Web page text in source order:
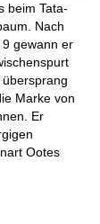
beim Tata-
Nach
gewann er
Marke von
Er
Ootes